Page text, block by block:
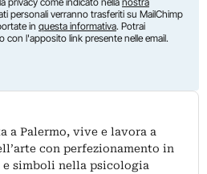
personali verranno trasferiti su MailChimp
in questa informativa. Potrai
con l'apposito link presente nelle email.
a Palermo, vive e lavora a
con perfezionamento in
simboli nella psicologia